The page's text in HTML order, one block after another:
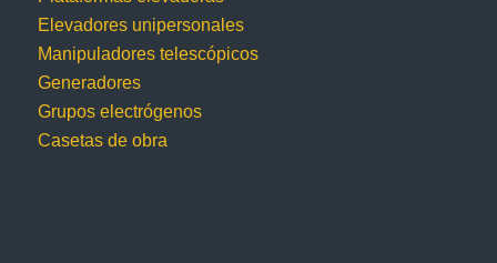
Elevadores unipersonales
Manipuladores telescópicos
Generadores
Grupos electrógenos
Casetas de obra